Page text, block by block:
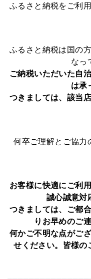
ふるさと納税をご利
ふるさと納税は国の
なっ
ご納税いただいた自
は承
つきましては、該当
何卒ご理解とご協力
お客様に快適にご利
誠心誠意対
つきましては、ご都
りお早めのご
何かご不明な点がご
せください。皆様の